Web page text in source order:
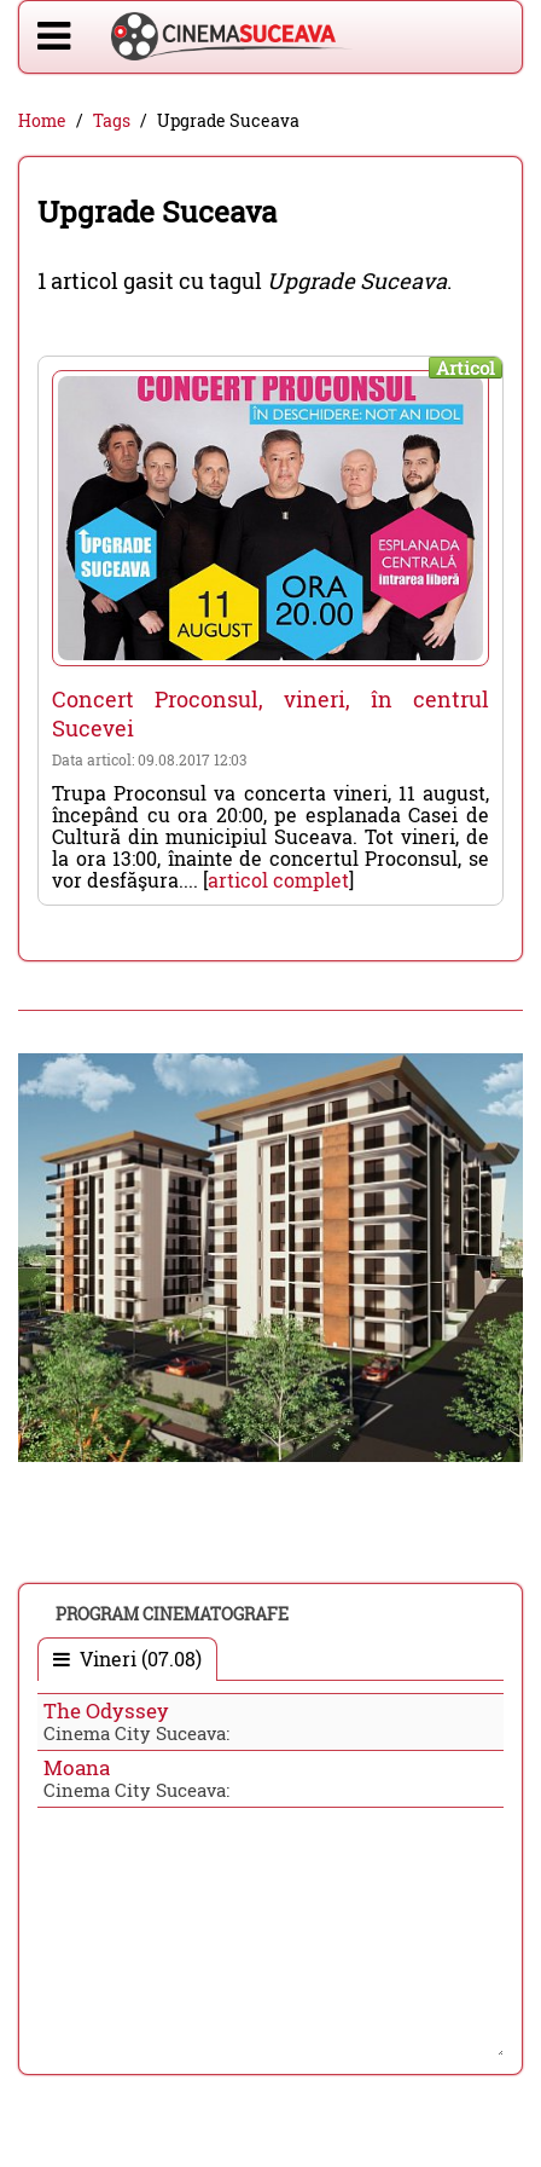
Home Tags Upgrade Suceava
Upgrade Suceava
1 articol gasit cu tagul Upgrade Suceava.
Articol
Concert Proconsul, vineri, în centrul
Sucevei
Data articol: 09.08.2017 12:03
Trupa Proconsul va concerta vineri, 11 august,
începând cu ora 20:00, pe esplanada Casei de
Cultură din municipiul Suceava. Tot vineri, de
la ora 13:00, înainte de concertul Proconsul, se
vor desfăşura.... [articol complet]
PROGRAM CINEMATOGRAFE
Vineri (07.08)
The Odyssey
Cinema City Suceava:
Moana
Cinema City Suceava: